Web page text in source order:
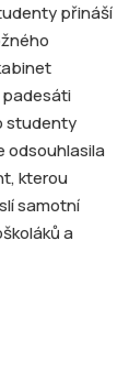
přináší
padesáti
studenty
odsouhlasila
kterou
samotní
a